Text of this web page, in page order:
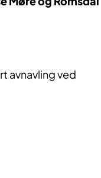
avnavling ved